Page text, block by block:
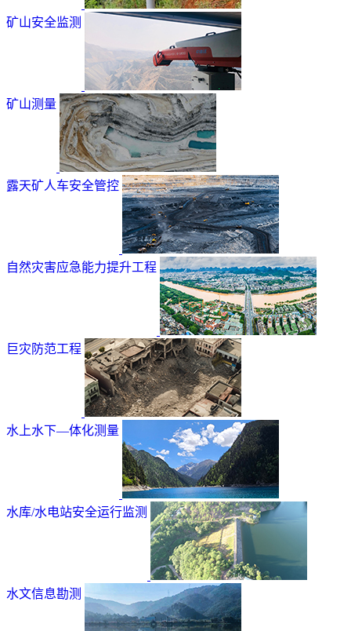
矿山安全监测
矿山测量
露天矿人车安全管控
自然灾害应急能力提升工程
巨灾防范工程
水上水下—体化测量
水库/水电站安全运行监测
水文信息勘测